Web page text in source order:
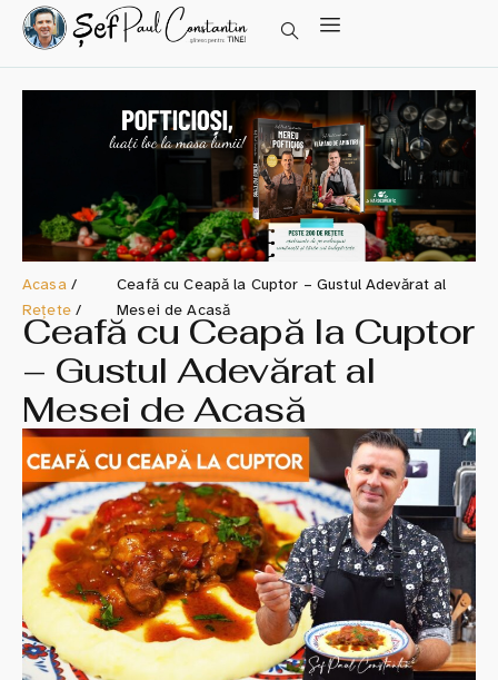
Acasa/
Rețete/
Ceafă cu Ceapă la Cuptor – Gustul Adevărat al
Mesei de Acasă
Ceafă cu Ceapă la Cuptor
– Gustul Adevărat al
Mesei de Acasă